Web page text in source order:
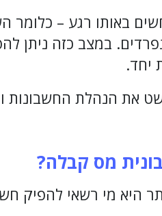
באותו רגע – כלומר
במצב כזה
יחד.
את הנהלת החשבונות
מס קבלה?
היא מי רשאי להפיק